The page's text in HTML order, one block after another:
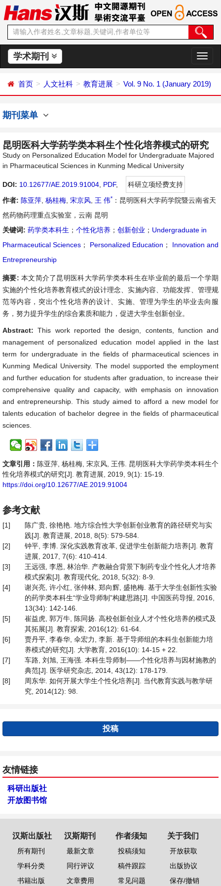
学术期刊
切
换
航
首页 人文社科 教育进展 Vol. 9 No. 1 (January 2019)
期刊菜单
昆明医科大学药学类本科生个性化培养模式的研究
Study on Personalized Education Model for Undergraduate Majored
in Pharmaceutical Sciences in Kunming Medical University
DOI: 10.12677/AE.2019.91004 PDF,
科研立项经费支持
作者: 陈亚萍 杨桂梅 宋京风 王 伟* ：昆明医科大学药学院暨云南省天
然药物药理重点实验室，云南 昆明
关键词: 药学类本科生 ； 个性化培养 ； 创新创业 ； Undergraduate in
Pharmaceutical Sciences ； Personalized Education ；
Innovation and
Entrepreneurship
摘要: 本文简介了昆明医科大学药学类本科生在毕业前的最后一个学期
实施的个性化培养教育模式的设计理念、实施内容、功能发挥、管理规
范等内容，突出个性化培养的设计、实施、管理为学生的毕业去向服
务，努力提升学生的综合素质和能力，促进大学生创新创业。
Abstract:This work reported the design, contents, function and
management of personalized education model applied in the last
term for undergraduate in the fields of pharmaceutical sciences in
Kunming Medical University. The model supported the employment
and further education for students after graduation, to increase their
comprehensive quality and capacity, with emphasis on innovation
and entrepreneurship. This study aimed to afford a new model for
talents education of bachelor degree in the fields of pharmaceutical
sciences.
文章引用： 陈亚萍, 杨桂梅, 宋京风, 王伟. 昆明医科大学药学类本科生个
性化培养模式的研究[J]. 教育进展, 2019, 9(1): 15-19.
https://doi.org/10.12677/AE.2019.91004
参考文献
[1]
陈广贵, 徐艳艳. 地方综合性大学创新创业教育的路径研究与实
践[J]. 教育进展, 2018, 8(5): 579-584.
[2]
钟平, 李博. 深化实践教育改革, 促进学生创新能力培养[J]. 教育
进展, 2017, 7(6): 410-414.
[3]
王远强, 李恩, 林治华. 产教融合背景下制药专业个性化人才培养
模式探索[J]. 教育现代化, 2018, 5(32): 8-9.
[4]
谢兴亮, 许小红, 张仲林, 郑向辉, 盛艳梅. 基于大学生创新性实验
的药学类本科生“学业导师制”构建思路[J]. 中国医药导报, 2016,
13(34): 142-146.
[5]
崔益虎, 郭万牛, 陈同扬. 高校创新创业人才个性化培养的模式及
其拓展[J]. 教育探索, 2016(12): 61-64.
[6]
贾丹平, 李春华, 伞宏力, 李新. 基于导师组的本科生创新能力培
养模式的研究[J]. 大学教育, 2016(10): 14-15 + 22.
[7]
车路, 刘旭, 王海强. 本科生导师制——个性化培养与因材施教的
典范[J]. 医学研究杂志, 2014, 43(12): 178-179.
[8]
周东华. 如何开展大学生个性化培养[J]. 当代教育实践与教学研
究, 2014(12): 98.
投稿
友情链接
科研出版社
开放图书馆
汉斯出版社
所有期刊
学科分类
书籍出版
汉斯期刊
最新文章
同行评议
文章费用
作者须知
投稿须知
稿件跟踪
常见问题
关于我们
开放获取
出版协议
保存/撤销